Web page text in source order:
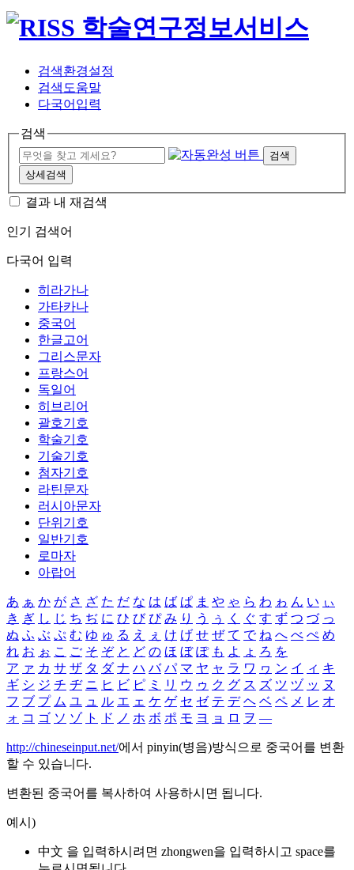
검색환경설정
검색도움말
다국어입력
검색
검색
상세검색
결과 내 재검색
인기 검색어
다국어 입력
히라가나
가타카나
중국어
한글고어
그리스문자
프랑스어
독일어
히브리어
괄호기호
학술기호
기술기호
첨자기호
라틴문자
러시아문자
단위기호
일반기호
로마자
아랍어
あ ぁ か が さ ざ た だ な は ば ぱ ま や ゃ ら わ ゎ ん い ぃ
き ぎ し じ ち ぢ に ひ び ぴ み り う ぅ く ぐ す ず つ づ っ
ぬ ふ ぶ ぷ む ゆ ゅ る え ぇ け げ せ ぜ て で ね へ べ ぺ め
れ お ぉ こ ご そ ぞ と ど の ほ ぼ ぽ も よ ょ ろ を
ア ァ カ サ ザ タ ダ ナ ハ バ パ マ ヤ ャ ラ ワ ヮ ン イ ィ キ
ギ シ ジ チ ヂ ニ ヒ ビ ピ ミ リ ウ ゥ ク グ ス ズ ツ ヅ ッ ヌ
フ ブ プ ム ユ ュ ル エ ェ ケ ゲ セ ゼ テ デ ヘ ベ ペ メ レ オ
ォ コ ゴ ソ ゾ ト ド ノ ホ ボ ポ モ ヨ ョ ロ ヲ ―
http://chineseinput.net/에서 pinyin(병음)방식으로 중국어를 변환
할 수 있습니다.
변환된 중국어를 복사하여 사용하시면 됩니다.
예시)
中文 을 입력하시려면 zhongwen을 입력하시고 space를